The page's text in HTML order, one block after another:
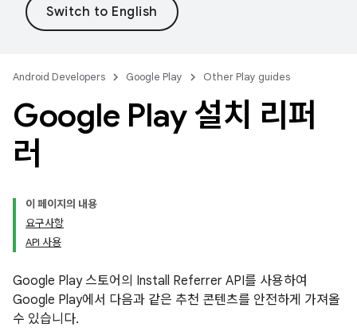
Android Developers Google Play Other Play guides
Google Play 설치 리퍼
러
이 페이지의 내용
요구사항
API 사용
Google Play 스토어의 Install Referrer API를 사용하여
Google Play에서 다음과 같은 추천 콘텐츠를 안전하게 가져올
수 있습니다.